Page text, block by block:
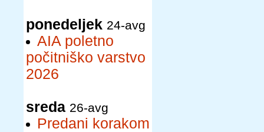
ponedeljek 24-avg
AIA poletno
počitniško varstvo
2026
sreda 26-avg
Predani korakom